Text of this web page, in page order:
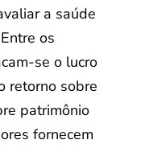
a saúde
os
se o lucro
retorno sobre
patrimônio
fornecem